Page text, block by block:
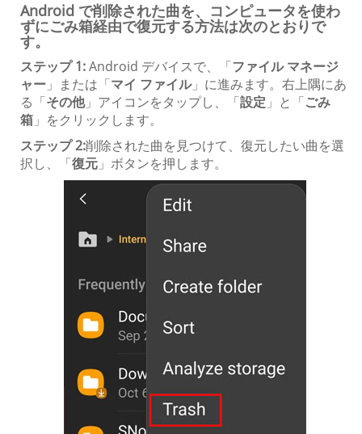
Android で削除された曲を、コンピュータを使わ
ずにごみ箱経由で復元する方法は次のとおりで
す。
ステップ 1:Android デバイスで、「ファイル マネージ
ャー 」または「マイ ファイル」に進みます。右上隅にあ
る「その他」アイコンをタップし、「設定 」と「ごみ
箱 」をクリックします。
ステップ 2:削除された曲を見つけて、復元したい曲を選
択し、「復元 」ボタンを押します。